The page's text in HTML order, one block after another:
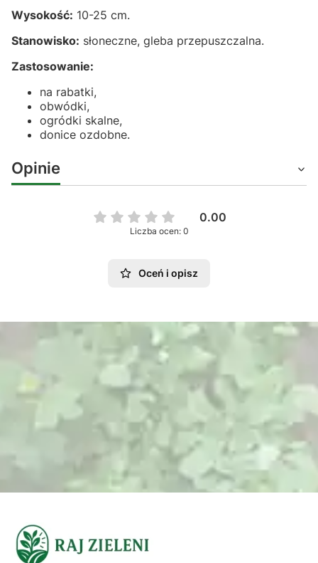
Wysokość: 10-25 cm.
Stanowisko: słoneczne, gleba przepuszczalna.
Zastosowanie:
na rabatki,
obwódki,
ogródki skalne,
donice ozdobne.
Opinie
0.00
Liczba ocen: 0
Oceń i opisz